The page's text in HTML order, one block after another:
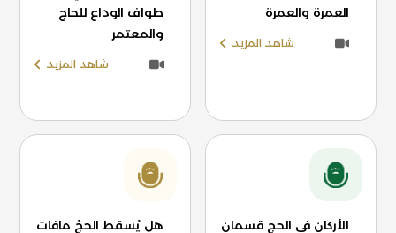
العمرة والعمرة
شاهد المزيد
طواف الوداع للحاج
والمعتمر
شاهد المزيد
الأركان في الحج قسمان هل يُسقط الحجُ مافات